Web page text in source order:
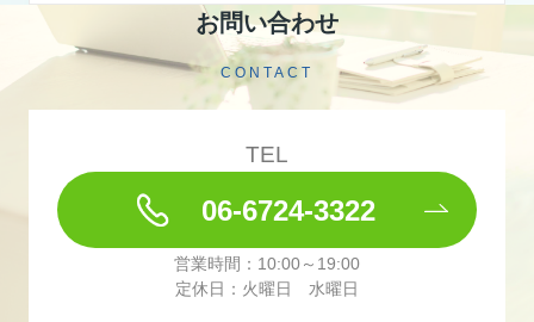
お問い合わせ
CONTACT
TEL
06-6724-3322
営業時間：10:00～19:00
定休日：火曜日 水曜日